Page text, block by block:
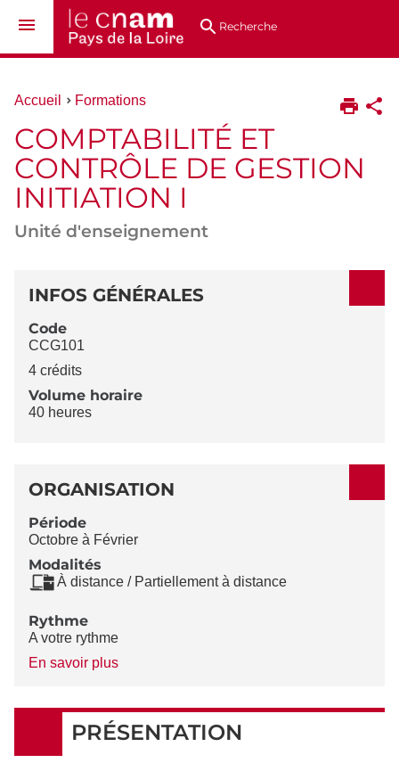
au
directsRecherche
Vous
ici :
Accueil Formations
COMPTABILITÉ ET
CONTRÔLE DE GESTION
INITIATION I
Unité d'enseignement
DÉTAILS
INFOS GÉNÉRALES
Code
CCG101
4 crédits
Volume horaire
40 heures
ORGANISATION
Période
Octobre à Février
Modalités
À distance / Partiellement à distance
Rythme
A votre rythme
En savoir plusà
Rythme
PRÉSENTATION